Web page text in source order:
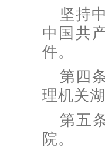
坚持
中国共
件。
第四
理机关
第五
院。